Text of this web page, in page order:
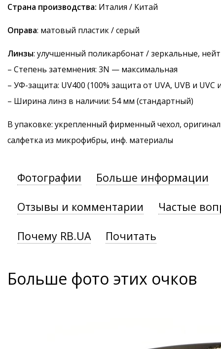
Страна производства: Италия / Китай
Оправа: матовый пластик / серый
Линзы: улучшенный поликарбонат / зеркальные,
– Степень затемнения: 3N — максимальная
– УФ-защита: UV400 (100% защита от UVA, UVB и UVC
– Ширина линз в наличии: 54 мм (стандартный)
В упаковке: укрепленный фирменный чехол,
салфетка из микрофибры, инф. материалы
Фотографии Больше информации
Отзывы и комментарии Частые
Почему RB.UA Почитать
Больше фото этих очков